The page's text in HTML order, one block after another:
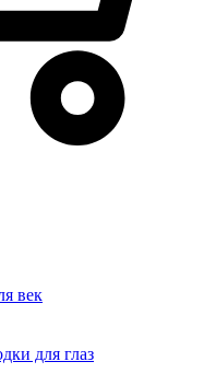
век
для глаз